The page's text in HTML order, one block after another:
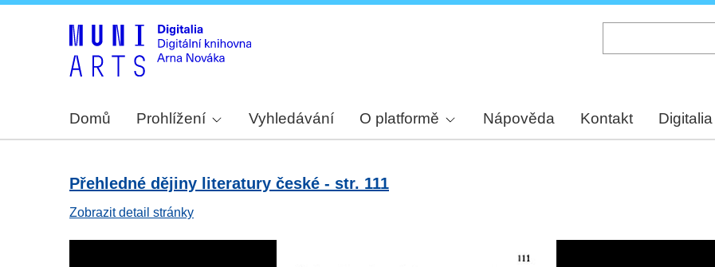
Domů Prohlížení Vyhledávání O platformě Nápověda Kontakt Digitalia
Přehledné dějiny literatury české - str. 111
Zobrazit detail stránky